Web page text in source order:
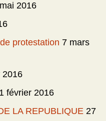
2016
protestation 7 mars
2016
1 février 2016
LA REPUBLIQUE 27